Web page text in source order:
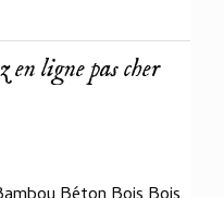
ligne pas cher